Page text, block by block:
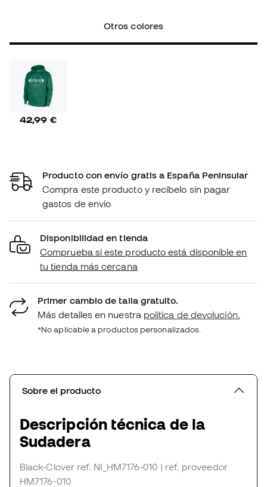
Otros colores
42,99 €
Producto con envío gratis a España Peninsular
Compra este producto y recíbelo sin pagar
gastos de envío
Disponibilidad en tienda
Comprueba si este producto está disponible en
tu tienda más cercana
Primer cambio de talla gratuito.
Más detalles en nuestra política de devolución.
*No aplicable a productos personalizados.
Sobre el producto
Descripción técnica de la
Sudadera
Black-Clover ref. NI_HM7176-010 | ref. proveedor
HM7176-010